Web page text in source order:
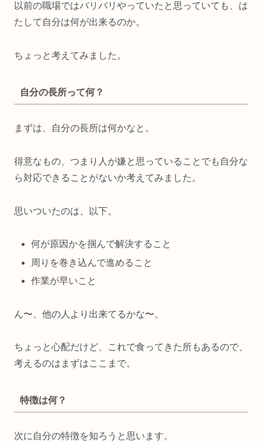
以前の職場ではバリバリやっていたと思っていても、は
たして自分は何が出来るのか。
ちょっと考えてみました。
自分の長所って何？
まずは、自分の長所は何かなと。
得意なもの、つまり人が嫌と思っていることでも自分な
ら対応できることがないか考えてみました。
思いついたのは、以下。
何が原因かを掴んで解決すること
周りを巻き込んで進めること
作業が早いこと
ん〜、他の人より出来てるかな〜。
ちょっと心配だけど、これで食ってきた所もあるので、
考えるのはまずはここまで。
特徴は何？
次に自分の特徴を知ろうと思います。